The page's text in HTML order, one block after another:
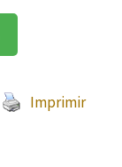
Imprimir